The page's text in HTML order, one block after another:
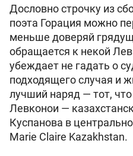
Дословно строчку из
поэта Горация можно
меньше доверяй
обращается к некой
убеждает не гадать о
подходящего случая и
лучший наряд — тот,
Левконои —
Куспанова в
Marie Claire Kazakhstan.